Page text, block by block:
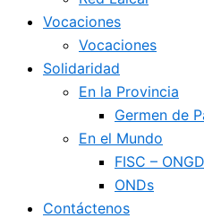
Vocaciones
Vocaciones
Solidaridad
En la Provincia
Germen de
En el Mundo
FISC – ONGD
ONDs
Contáctenos